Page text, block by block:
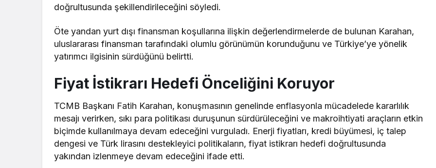
doğrultusunda şekillendirileceğinisöyledi.
Öte yandan yurt dışı finansman koşullarına ilişkin değerlendirmelerde de bulunan Karahan,
uluslararası finansman tarafındaki olumlu görünümün korunduğunu ve Türkiye’ye yönelik
yatırımcı ilgisinin sürdüğünü belirtti.
Fiyat İstikrarı Hedefi Önceliğini Koruyor
TCMB Başkanı Fatih Karahan, konuşmasının genelinde enflasyonla mücadelede kararlılık
mesajı verirken, sıkı para politikası duruşunun sürdürüleceğini ve makroihtiyati araçların etkin
biçimde kullanılmaya devam edeceğini vurguladı. Enerji fiyatları, kredi büyümesi, iç talep
dengesi ve Türk lirasını destekleyici politikaların, fiyat istikrarı hedefi doğrultusunda
yakından izlenmeye devam edeceğini ifade etti.